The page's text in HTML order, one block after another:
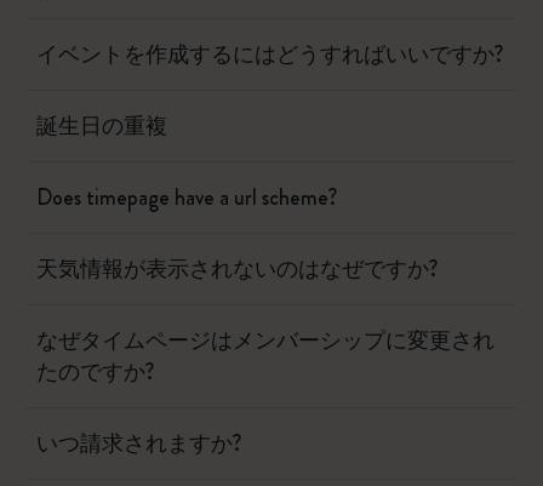
イベントを作成するにはどうすればいいですか?
誕生日の重複
Does timepage have a url scheme?
天気情報が表示されないのはなぜですか?
なぜタイムページはメンバーシップに変更され
たのですか?
いつ請求されますか?